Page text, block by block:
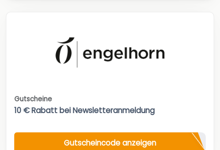
Gutscheine
10 € Rabatt bei Newsletteranmeldung
Gutscheincode anzeigen